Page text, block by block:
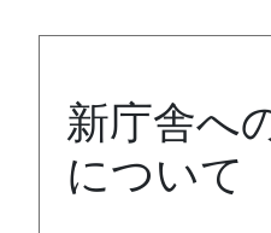
新庁舎へ
について